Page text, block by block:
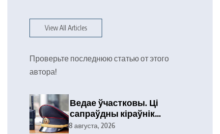
View All Articles
Проверьте последнюю статью от этого
автора!
Ведае ўчастковы. Ці
сапраўдны кіраўнік
тэлефануе?
8 августа, 2026